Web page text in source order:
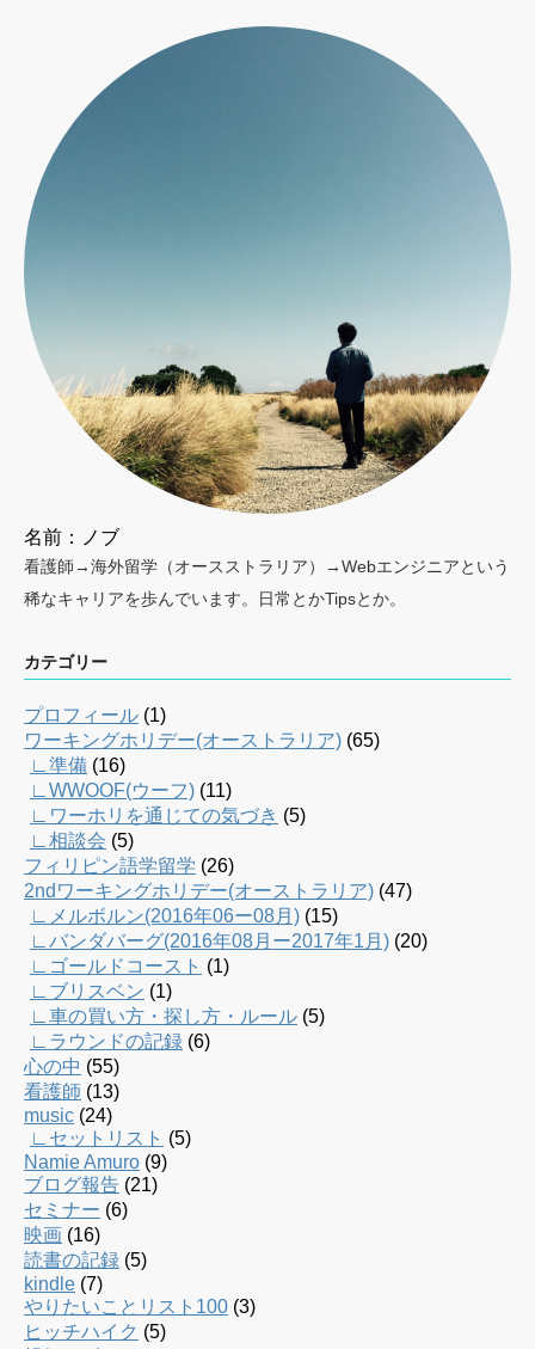
名前：ノブ
看護師→海外留学（オースストラリア）→Webエンジニアという
稀なキャリアを歩んでいます。日常とかTipsとか。
カテゴリー
プロフィール (1)
ワーキングホリデー(オーストラリア) (65)
∟準備 (16)
∟WWOOF(ウーフ) (11)
∟ワーホリを通じての気づき (5)
∟相談会 (5)
フィリピン語学留学 (26)
2ndワーキングホリデー(オーストラリア) (47)
∟メルボルン(2016年06ー08月) (15)
∟バンダバーグ(2016年08月ー2017年1月) (20)
∟ゴールドコースト (1)
∟ブリスベン (1)
∟車の買い方・探し方・ルール (5)
∟ラウンドの記録 (6)
心の中 (55)
看護師 (13)
music (24)
∟セットリスト (5)
Namie Amuro (9)
ブログ報告 (21)
セミナー (6)
映画 (16)
読書の記録 (5)
kindle (7)
やりたいことリスト100 (3)
ヒッチハイク (5)